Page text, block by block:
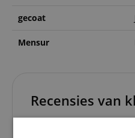
gecoat
Mensur
Recensies van